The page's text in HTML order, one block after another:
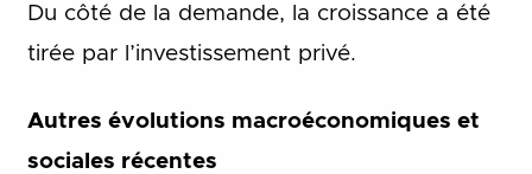
Du côté de la demande, la croissance a été
tirée par l’investissement privé.
Autres évolutions macroéconomiques et
sociales récentes